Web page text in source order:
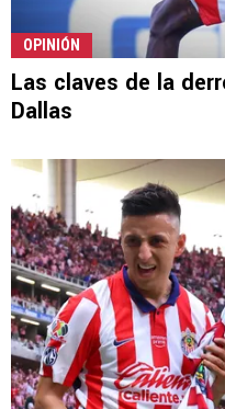
OPINIÓN
Las claves de la
Dallas